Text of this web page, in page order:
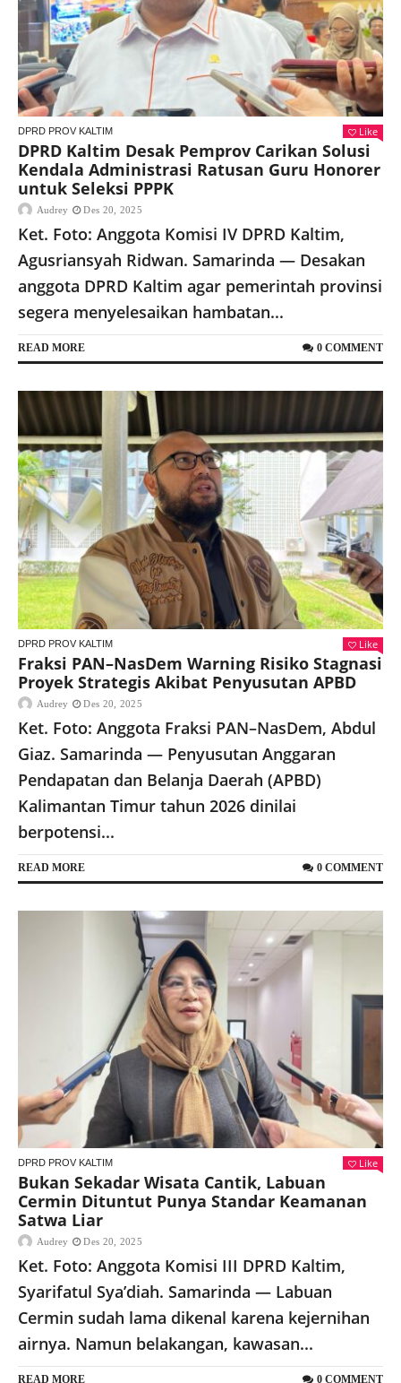
DPRD PROV KALTIM Like
DPRD Kaltim Desak Pemprov Carikan Solusi
Kendala Administrasi Ratusan Guru Honorer
untuk Seleksi PPPK
Audrey Des 20, 2025
Ket. Foto: Anggota Komisi IV DPRD Kaltim,
Agusriansyah Ridwan. Samarinda — Desakan
anggota DPRD Kaltim agar pemerintah provinsi
segera menyelesaikan hambatan...
READ MORE 0 COMMENT
DPRD PROV KALTIM Like
Fraksi PAN–NasDem Warning Risiko Stagnasi
Proyek Strategis Akibat Penyusutan APBD
Audrey Des 20, 2025
Ket. Foto: Anggota Fraksi PAN–NasDem, Abdul
Giaz. Samarinda — Penyusutan Anggaran
Pendapatan dan Belanja Daerah (APBD)
Kalimantan Timur tahun 2026 dinilai
berpotensi...
READ MORE 0 COMMENT
DPRD PROV KALTIM Like
Bukan Sekadar Wisata Cantik, Labuan
Cermin Dituntut Punya Standar Keamanan
Satwa Liar
Audrey Des 20, 2025
Ket. Foto: Anggota Komisi III DPRD Kaltim,
Syarifatul Sya’diah. Samarinda — Labuan
Cermin sudah lama dikenal karena kejernihan
airnya. Namun belakangan, kawasan...
READ MORE 0 COMMENT